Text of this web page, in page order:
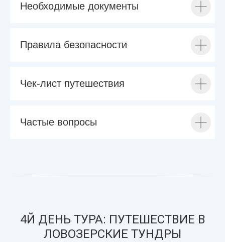
Необходимые документы
Правила безопасности
Чек-лист путешествия
Частые вопросы
4Й ДЕНЬ ТУРА: ПУТЕШЕСТВИЕ В
ЛОВОЗЕРСКИЕ ТУНДРЫ